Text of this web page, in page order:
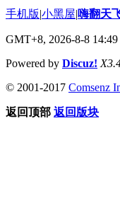
手机版|小黑屋|嗨翻天
GMT+8, 2026-8-8 14:49
Powered by Discuz!
© 2001-2017 Comsenz
返回顶部 返回版块